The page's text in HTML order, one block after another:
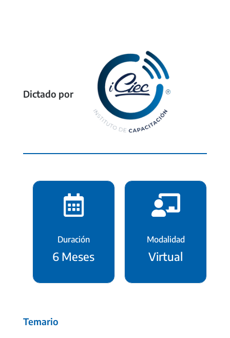
Dictado por

Duración
6 Meses

Modalidad
Virtual
Temario